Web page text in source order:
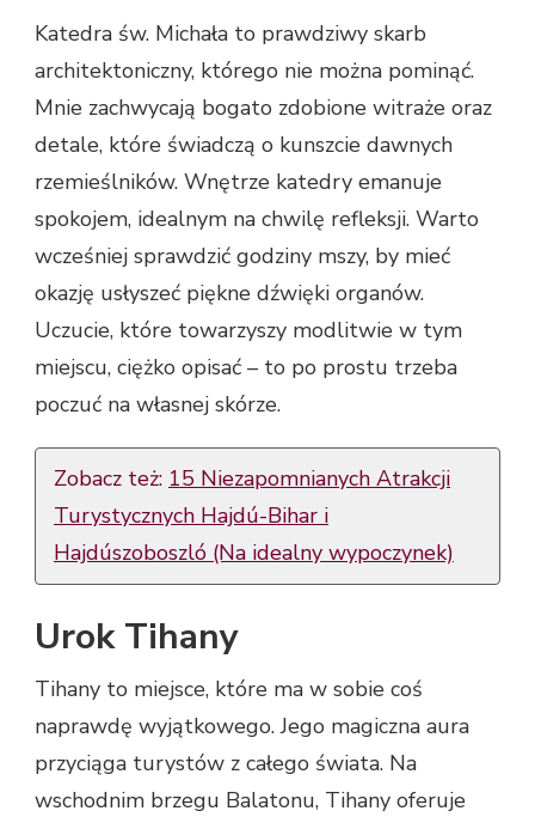
Katedra św. Michała to prawdziwy skarb
architektoniczny, którego nie można pominąć.
Mnie zachwycają bogato zdobione witraże oraz
detale, które świadczą o kunszcie dawnych
rzemieślników. Wnętrze katedry emanuje
spokojem, idealnym na chwilę refleksji. Warto
wcześniej sprawdzić godziny mszy, by mieć
okazję usłyszeć piękne dźwięki organów.
Uczucie, które towarzyszy modlitwie w tym
miejscu, ciężko opisać – to po prostu trzeba
poczuć na własnej skórze.
Zobacz też: 15 Niezapomnianych Atrakcji
Turystycznych Hajdú-Bihar i
Hajdúszoboszló (Na idealny wypoczynek)
Urok Tihany
Tihany to miejsce, które ma w sobie coś
naprawdę wyjątkowego. Jego magiczna aura
przyciąga turystów z całego świata. Na
wschodnim brzegu Balatonu, Tihany oferuje